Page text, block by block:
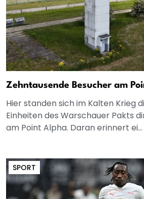
Zehntausende Besucher am
Hier standen sich im Kalten Krieg
Einheiten des Warschauer Pakts
am Point Alpha. Daran erinnert ei...
SPORT